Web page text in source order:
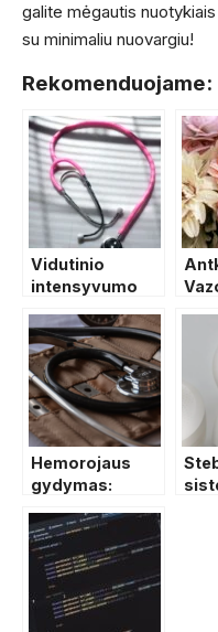
galite mėgautis
su minimaliu nuovargiu!
Rekomenduojame:
Vidutinio
intensyvumo
kcal
Hemorojaus
gydymas:
metodai